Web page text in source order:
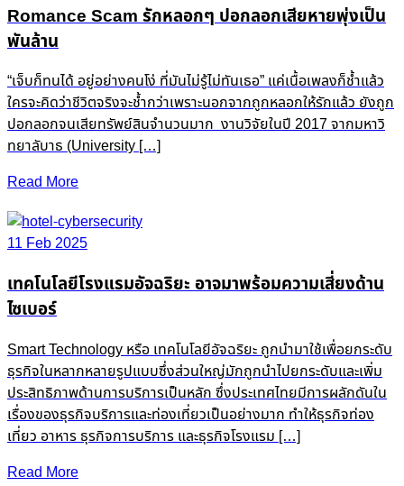
Romance Scam รักหลอกๆ ปอกลอกเสียหายพุ่งเป็น
พันล้าน
“เจ็บก็ทนได้ อยู่อย่างคนโง่ ที่มันไม่รู้ไม่ทันเธอ” แค่เนื้อเพลงก็ช้ำแล้ว
ใครจะคิดว่าชีวิตจริงจะช้ำกว่าเพราะนอกจากถูกหลอกให้รักแล้ว ยังถูก
ปอกลอกจนเสียทรัพย์สินจำนวนมาก งานวิจัยในปี 2017 จากมหาวิ
ทยาลับาธ (University […]
Read More
11 Feb 2025
เทคโนโลยีโรงแรมอัจฉริยะ อาจมาพร้อมความเสี่ยงด้าน
ไซเบอร์
Smart Technology หรือ เทคโนโลยีอัจฉริยะ ถูกนำมาใช้เพื่อยกระดับ
ธุรกิจในหลากหลายรูปแบบซึ่งส่วนใหญ่มักถูกนำไปยกระดับและเพิ่ม
ประสิทธิภาพด้านการบริการเป็นหลัก ซึ่งประเทศไทยมีการผลักดันใน
เรื่องของธุรกิจบริการและท่องเที่ยวเป็นอย่างมาก ทำให้ธุรกิจท่อง
เที่ยว อาหาร ธุรกิจการบริการ และธุรกิจโรงแรม […]
Read More